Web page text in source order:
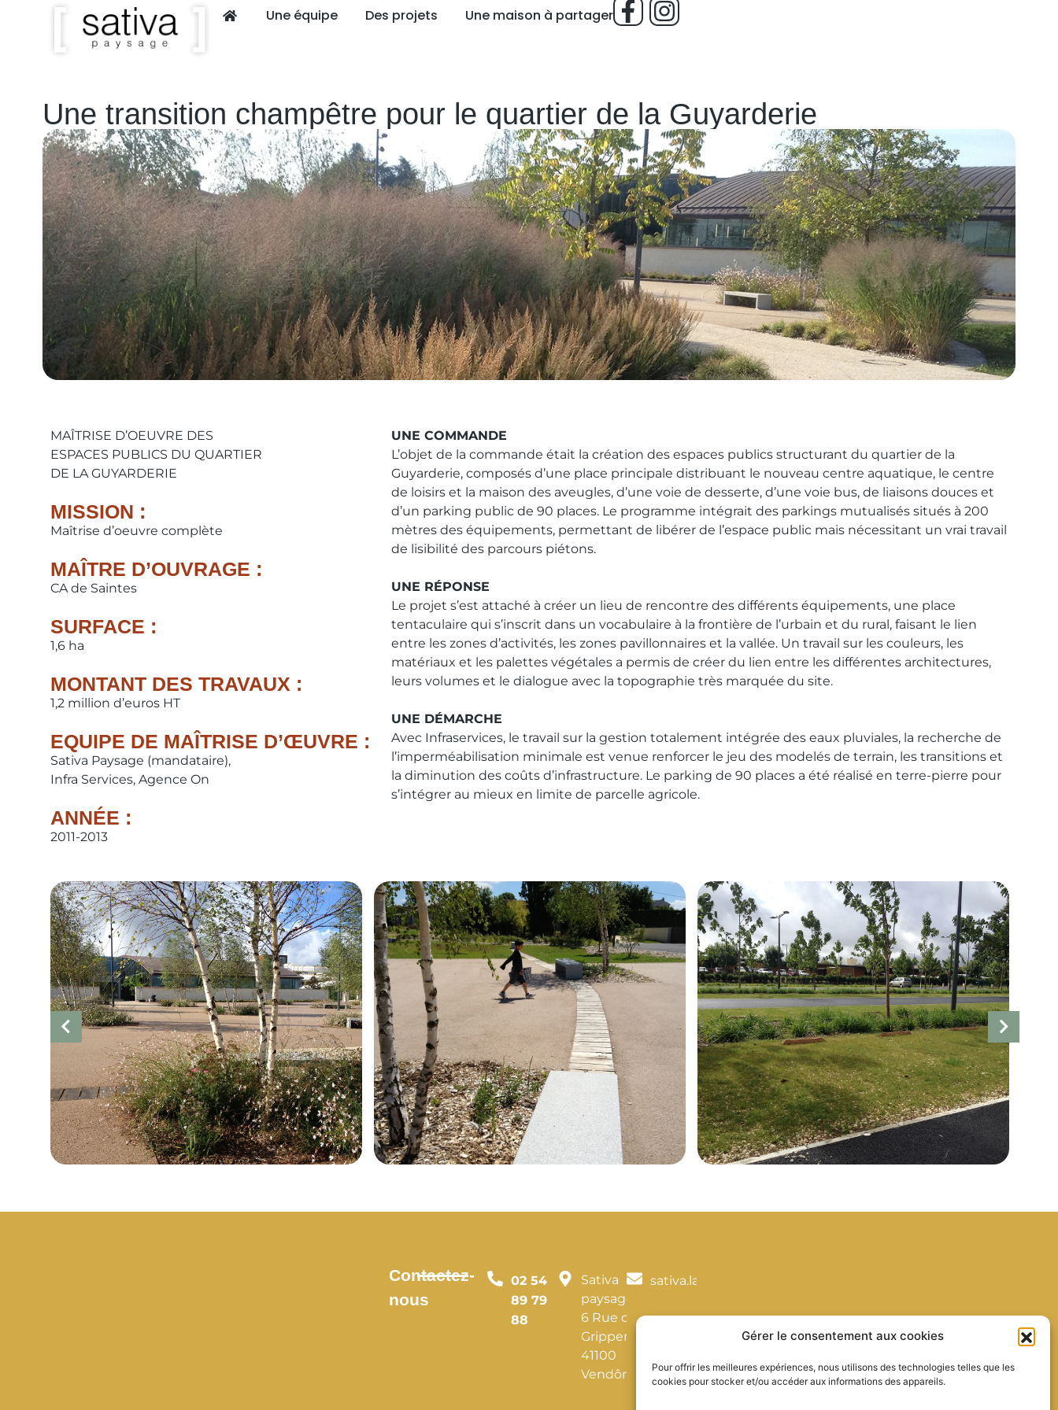
Gérer le consentement aux cookies
Pour offrir les meilleures expériences, nous utilisons des technologies telles que les
cookies pour stocker et/ou accéder aux informations des appareils.
Une équipe Des projets Une maison à partager
Une transition champêtre pour le quartier de la Guyarderie
MAÎTRISE D’OEUVRE DES
ESPACES PUBLICS DU QUARTIER
DE LA GUYARDERIE
MISSION :
Maîtrise d’oeuvre complète
MAÎTRE D’OUVRAGE :
CA de Saintes
SURFACE :
1,6 ha
MONTANT DES TRAVAUX :
1,2 million d’euros HT
EQUIPE DE MAÎTRISE D’ŒUVRE :
Sativa Paysage (mandataire),
Infra Services, Agence On
ANNÉE :
2011-2013
UNE COMMANDE
L’objet de la commande était la création des espaces publics structurant du quartier de la
Guyarderie, composés d’une place principale distribuant le nouveau centre aquatique, le centre
de loisirs et la maison des aveugles, d’une voie de desserte, d’une voie bus, de liaisons douces et
d’un parking public de 90 places. Le programme intégrait des parkings mutualisés situés à 200
mètres des équipements, permettant de libérer de l’espace public mais nécessitant un vrai travail
de lisibilité des parcours piétons.
UNE RÉPONSE
Le projet s’est attaché à créer un lieu de rencontre des différents équipements, une place
tentaculaire qui s’inscrit dans un vocabulaire à la frontière de l’urbain et du rural, faisant le lien
entre les zones d’activités, les zones pavillonnaires et la vallée. Un travail sur les couleurs, les
matériaux et les palettes végétales a permis de créer du lien entre les différentes architectures,
leurs volumes et le dialogue avec la topographie très marquée du site.
UNE DÉMARCHE
Avec Infraservices, le travail sur la gestion totalement intégrée des eaux pluviales, la recherche de
l’imperméabilisation minimale est venue renforcer le jeu des modelés de terrain, les transitions et
la diminution des coûts d’infrastructure. Le parking de 90 places a été réalisé en terre-pierre pour
s’intégrer au mieux en limite de parcelle agricole.
Contactez-
nous
Sativa
paysage
6 Rue du
Gripperay
41100
Vendôme
02 54
89 79
88
sativa.landscape@gmail.com